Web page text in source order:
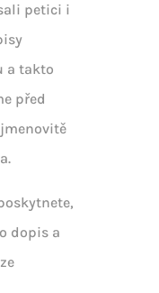
petici i
a takto
před
dopis a